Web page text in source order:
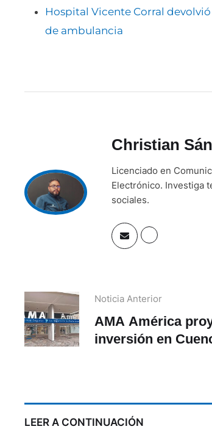
Hospital Vicente Corral
de ambulancia
Christian
Licenciado en
Electrónico. Investiga
sociales.
Noticia Anterior
AMA América
inversión en
LEER A CONTINUACIÓN